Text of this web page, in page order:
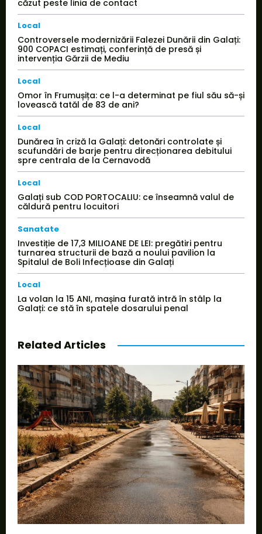
căzut peste linia de contact
Local
Controversele modernizării Falezei Dunării din Galați:
900 COPACI estimați, conferință de presă și
intervenția Gărzii de Mediu
Local
Omor în Frumușița: ce l-a determinat pe fiul său să-și
lovească tatăl de 83 de ani?
Local
Dunărea în criză la Galați: detonări controlate și
scufundări de barje pentru direcționarea debitului
spre centrala de la Cernavodă
Local
Galați sub COD PORTOCALIU: ce înseamnă valul de
căldură pentru locuitori
Sanatate
Investiție de 17,3 MILIOANE DE LEI: pregătiri pentru
turnarea structurii de bază a noului pavilion la
Spitalul de Boli Infecțioase din Galați
Local
La volan la 15 ANI, mașina furată intră în stâlp la
Galați: ce stă în spatele dosarului penal
Related Articles